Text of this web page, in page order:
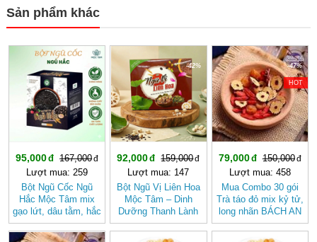
Sản phẩm khác
-43%
95,000
167,000
Lượt mua: 259
Bột Ngũ Cốc Ngũ
Hắc Mộc Tâm mix
gạo lứt, dâu tằm, hắc
kỷ tử, mè đen, đậu
đen
-42%
92,000
159,000
Lượt mua: 147
Bột Ngũ Vị Liên Hoa
Mộc Tâm – Dinh
Dưỡng Thanh Lành
Từ Gạo Lứt Và Hạt
-47%
HOT
79,000
150,000
Lượt mua: 458
Mua Combo 30 gói
Trà táo đỏ mix kỷ tử,
long nhãn BÁCH AN
KHANG - Trà Thảo
Mộc , Ngủ Ngon